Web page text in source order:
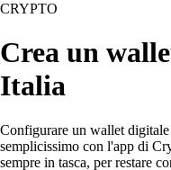
CRYPTO
Crea un
Italia
Configurare un wallet
semplicissimo con l'app di
sempre in tasca, per restare